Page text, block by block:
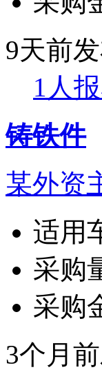
9天前
1人
铸铁件
某外资
适用
采购
采购
3个月